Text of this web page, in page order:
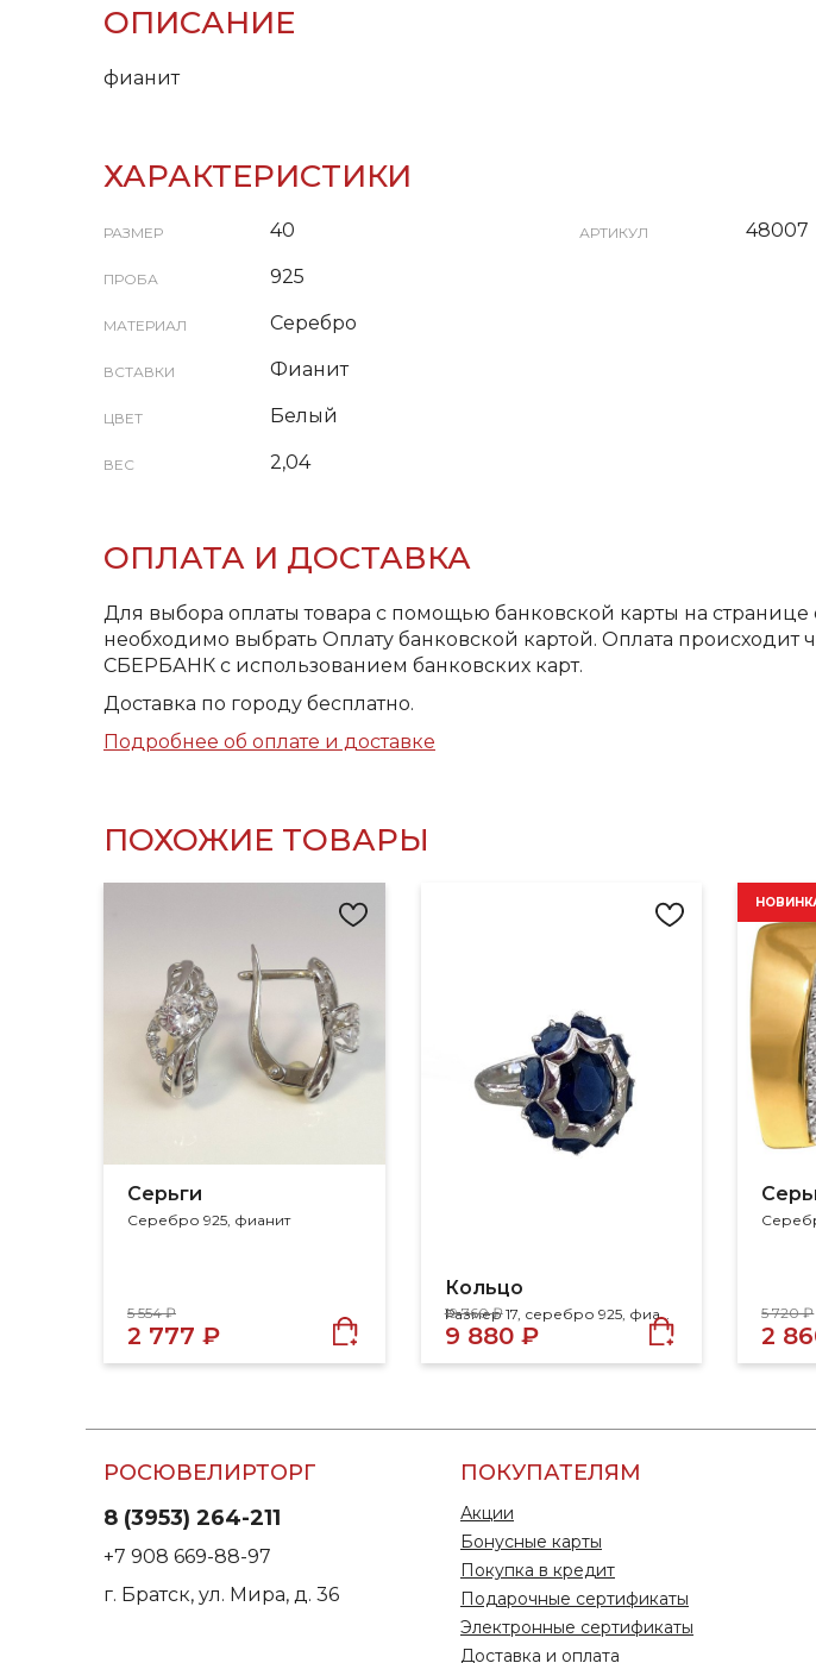
ОПИСАНИЕ
фианит
ХАРАКТЕРИСТИКИ
РАЗМЕР 40
ПРОБА 925
МАТЕРИАЛ Серебро
ВСТАВКИ Фианит
ЦВЕТ Белый
ВЕС 2,04
АРТИКУЛ 48007
ОПЛАТА И ДОСТАВКА
Для выбора оплаты товара с помощью банковской карты на странице
необходимо выбрать Оплату банковской картой. Оплата происходит
СБЕРБАНК с использованием банковских карт.
Доставка по городу бесплатно.
Подробнее об оплате и доставке
ПОХОЖИЕ ТОВАРЫ
Серьги
Серебро 925, фианит
5 554 ₽
2 777 ₽
Кольцо
Размер 17, серебро 925, фианит
19 760 ₽
9 880 ₽
5 720 ₽
2
РОСЮВЕЛИРТОРГ
8 (3953) 264-211
+7 908 669-88-97
г. Братск, ул. Мира, д. 36
ПОКУПАТЕЛЯМ
Акции
Бонусные карты
Покупка в кредит
Подарочные сертификаты
Электронные сертификаты
Доставка и оплата